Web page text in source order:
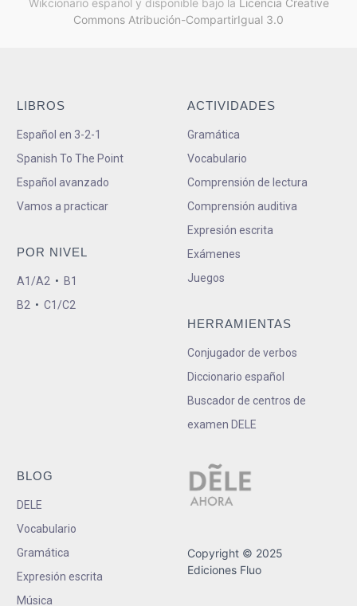
Wikcionario español y disponible bajo la Licencia Creative
Commons Atribución-CompartirIgual 3.0
LIBROS
Español en 3-2-1
Spanish To The Point
Español avanzado
Vamos a practicar
POR NIVEL
A1/A2 • B1
B2 • C1/C2
ACTIVIDADES
Gramática
Vocabulario
Comprensión de lectura
Comprensión auditiva
Expresión escrita
Exámenes
Juegos
HERRAMIENTAS
Conjugador de verbos
Diccionario español
Buscador de centros de
examen DELE
BLOG
DELE
Vocabulario
Gramática
Expresión escrita
Música
Copyright © 2025
Ediciones Fluo